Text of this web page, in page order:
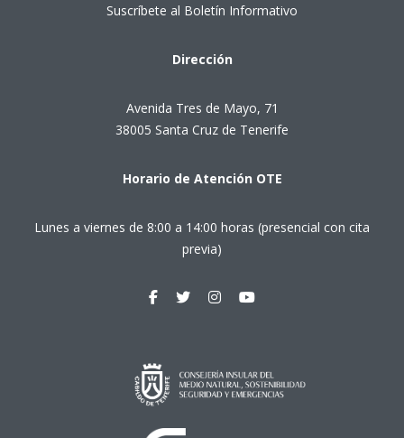
Suscríbete al Boletín Informativo
Dirección
Avenida Tres de Mayo, 71
38005 Santa Cruz de Tenerife
Horario de Atención OTE
Lunes a viernes de 8:00 a 14:00 horas (presencial con cita
previa)